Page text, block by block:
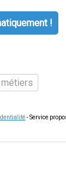
!
- Service